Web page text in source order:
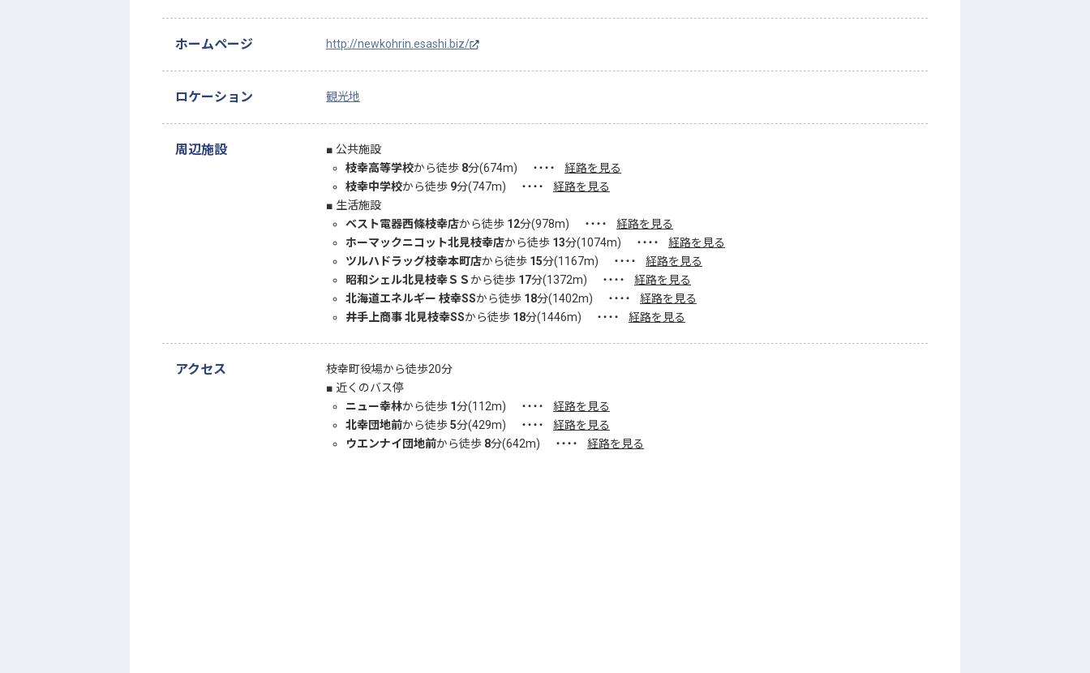
ホームページ http://newkohrin.esashi.biz/
ロケーション 観光地
周辺施設
公共施設
枝幸高等学校から徒歩 8分(674m) ・・・・
経路を見る
枝幸中学校から徒歩 9分(747m) ・・・・
経路を見る
生活施設
ベスト電器西條枝幸店から徒歩 12分(978m) ・・・・
経路を見る
ホーマックニコット北見枝幸店から徒歩 13分(1074m) ・・・・
経路を見る
ツルハドラッグ枝幸本町店から徒歩 15分(1167m) ・・・・
経路を見る
昭和シェル北見枝幸ＳＳから徒歩 17分(1372m) ・・・・
経路を見る
北海道エネルギー 枝幸SSから徒歩 18分(1402m) ・・・・
経路を見る
井手上商事 北見枝幸SSから徒歩 18分(1446m) ・・・・ 経路を見る
アクセス
枝幸町役場から徒歩20分
近くのバス停
ニュー幸林から徒歩 1分(112m) ・・・・
経路を見る
北幸団地前から徒歩5分(429m) ・・・・
経路を見る
ウエンナイ団地前から徒歩 8分(642m) ・・・・ 経路を見る